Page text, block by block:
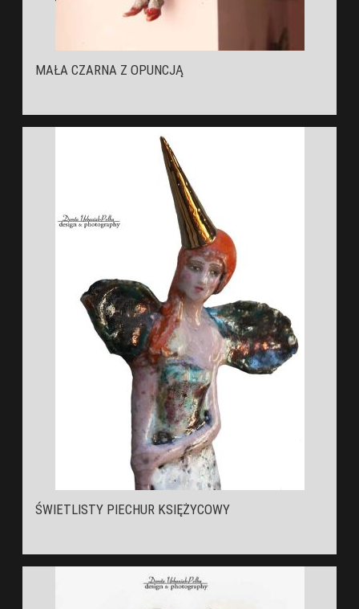
MAŁA CZARNA Z OPUNCJĄ
ŚWIETLISTY PIECHUR KSIĘŻYCOWY